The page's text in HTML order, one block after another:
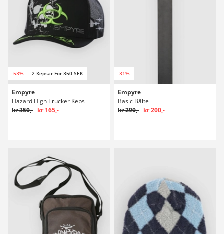
-53% 2 Kepsar För 350 SEK
Empyre
Hazard High Trucker Keps
kr 350,- kr 165,-
-31%
Empyre
Basic Bälte
kr 290,- kr 200,-